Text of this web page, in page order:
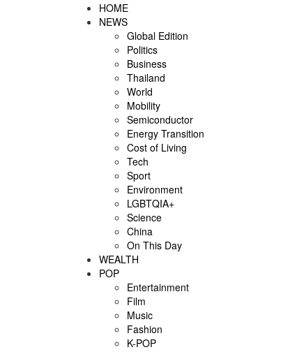
HOME
NEWS
Global Edition
Politics
Business
Thailand
World
Mobility
Semiconductor
Energy Transition
Cost of Living
Tech
Sport
Environment
LGBTQIA+
Science
China
On This Day
WEALTH
POP
Entertainment
Film
Music
Fashion
K-POP